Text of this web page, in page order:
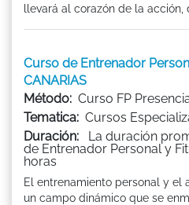
llevará al corazón de la acción,
Curso de Entrenador
CANARIAS
Método: Curso FP
Tematica: Cursos
Duración:
La duración
de Entrenador Personal y
horas
El entrenamiento personal y el
un campo dinámico que se